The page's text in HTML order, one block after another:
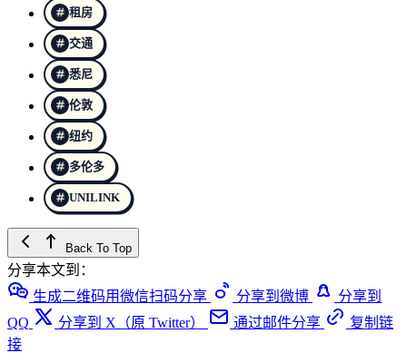
租房
交通
悉尼
伦敦
纽约
多伦多
UNILINK
Back To Top
分享本文到：
生成二维码用微信扫码分享
分享到微博
分享到
QQ
分享到 X（原 Twitter） 通过邮件分享
复制链
接